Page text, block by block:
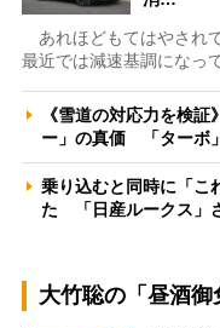
あれほどもてはやされ
最近では減速基調になっ
《雪道の対応力を検
ー」の真価 「ターボ
乗り込むと同時に「こ
た 「日産ルークス」
大竹聡の「昼酒御